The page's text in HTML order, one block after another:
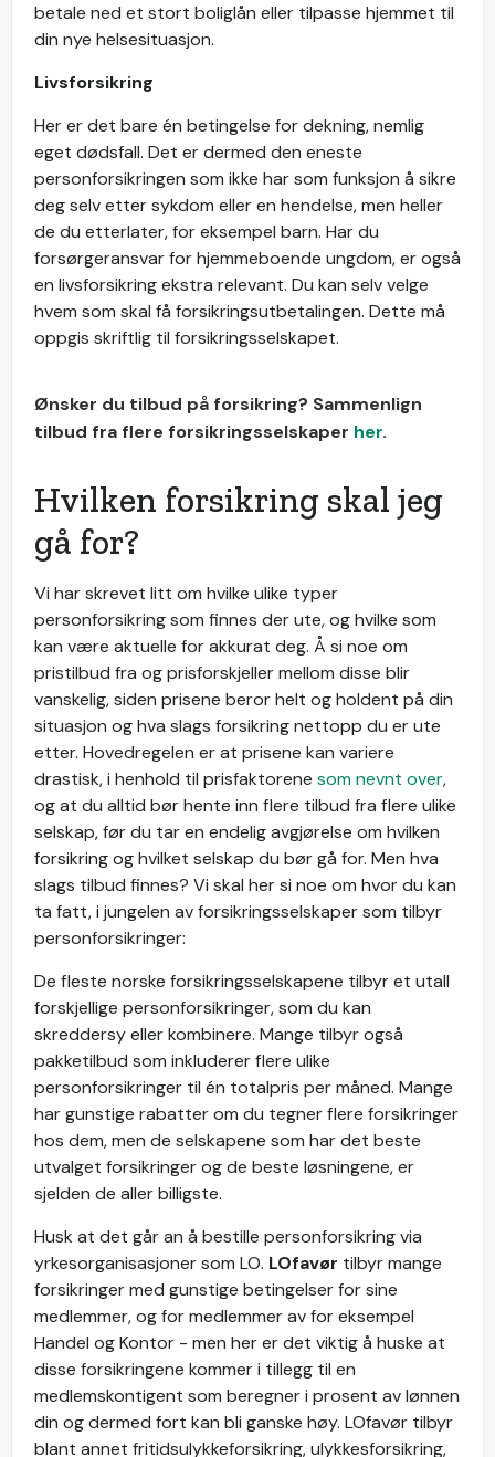
betale ned et stort boliglån eller tilpasse hjemmet til
din nye helsesituasjon.
Livsforsikring
Her er det bare én betingelse for dekning, nemlig
eget dødsfall. Det er dermed den eneste
personforsikringen som ikke har som funksjon å sikre
deg selv etter sykdom eller en hendelse, men heller
de du etterlater, for eksempel barn. Har du
forsørgeransvar for hjemmeboende ungdom, er også
en livsforsikring ekstra relevant. Du kan selv velge
hvem som skal få forsikringsutbetalingen. Dette må
oppgis skriftlig til forsikringsselskapet.
Ønsker du tilbud på forsikring? Sammenlign
tilbud fra flere forsikringsselskaper her.
Hvilken forsikring skal jeg
gå for?
Vi har skrevet litt om hvilke ulike typer
personforsikring som finnes der ute, og hvilke som
kan være aktuelle for akkurat deg. Å si noe om
pristilbud fra og prisforskjeller mellom disse blir
vanskelig, siden prisene beror helt og holdent på din
situasjon og hva slags forsikring nettopp du er ute
etter. Hovedregelen er at prisene kan variere
drastisk, i henhold til prisfaktorene som nevnt over,
og at du alltid bør hente inn flere tilbud fra flere ulike
selskap, før du tar en endelig avgjørelse om hvilken
forsikring og hvilket selskap du bør gå for. Men hva
slags tilbud finnes? Vi skal her si noe om hvor du kan
ta fatt, i jungelen av forsikringsselskaper som tilbyr
personforsikringer:
De fleste norske forsikringsselskapene tilbyr et utall
forskjellige personforsikringer, som du kan
skreddersy eller kombinere. Mange tilbyr også
pakketilbud som inkluderer flere ulike
personforsikringer til én totalpris per måned. Mange
har gunstige rabatter om du tegner flere forsikringer
hos dem, men de selskapene som har det beste
utvalget forsikringer og de beste løsningene, er
sjelden de aller billigste.
Husk at det går an å bestille personforsikring via
yrkesorganisasjoner som LO. LOfavør tilbyr mange
forsikringer med gunstige betingelser for sine
medlemmer, og for medlemmer av for eksempel
Handel og Kontor - men her er det viktig å huske at
disse forsikringene kommer i tillegg til en
medlemskontigent som beregner i prosent av lønnen
din og dermed fort kan bli ganske høy. LOfavør tilbyr
blant annet fritidsulykkeforsikring, ulykkesforsikring,